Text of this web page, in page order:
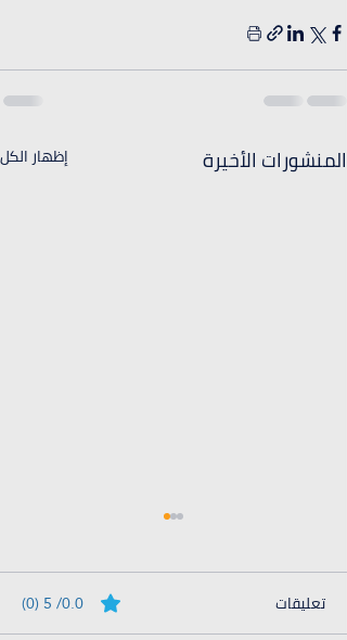
المنشورات الأخيرة إظهار الكل
تعليقات 0.0/ 5 (0)